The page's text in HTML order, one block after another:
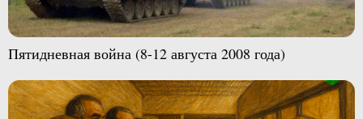
Пятидневная война (8-12 августа 2008 года)